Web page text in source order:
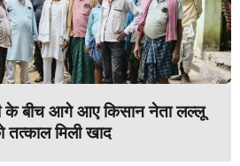
के बीच आगे आए किसान नेता लल्लू
तत्काल मिली खाद